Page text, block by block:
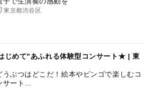
東京都渋谷区
じめて"あふれる体験型コンサート★ | 東
うぶつはどこだ！絵本やビンゴで楽しむコ
サート...